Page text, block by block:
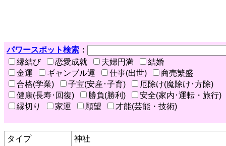
パワースポット検索 ：
縁結び
恋愛成就 夫婦円満
結婚
金運
ギャンブル運 仕事(出世)
商売繁盛
合格(学業)
子宝(安産･子育)
厄除け(魔除け･方除)
健康(長寿･回復)
勝負(勝利)
安全(家内･運転・旅行)
縁切り
家運 願望 才能(芸能・技術)
タイプ
神社